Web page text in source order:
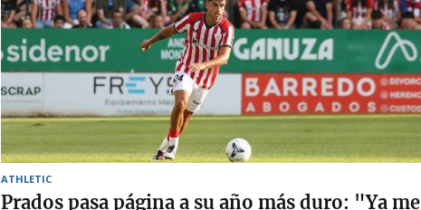
ATHLETIC
Prados pasa página a su año más duro: "Ya me